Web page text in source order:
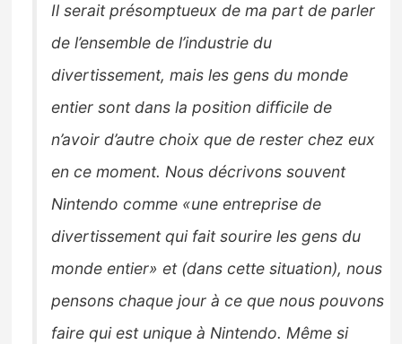
Il serait présomptueux de ma part de parler
de l’ensemble de l’industrie du
divertissement, mais les gens du monde
entier sont dans la position difficile de
n’avoir d’autre choix que de rester chez eux
en ce moment. Nous décrivons souvent
Nintendo comme «une entreprise de
divertissement qui fait sourire les gens du
monde entier» et(dans cette situation), nous
pensons chaque jour à ce que nous pouvons
faire qui est unique à Nintendo. Même si